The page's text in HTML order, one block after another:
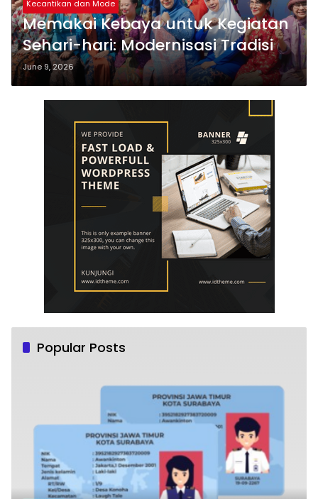
Kecantikan dan Mode
Memakai Kebaya untuk Kegiatan
Sehari-hari: Modernisasi Tradisi
June 9, 2026
Popular Posts